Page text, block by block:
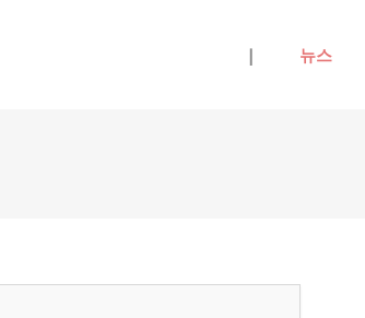
| 뉴스